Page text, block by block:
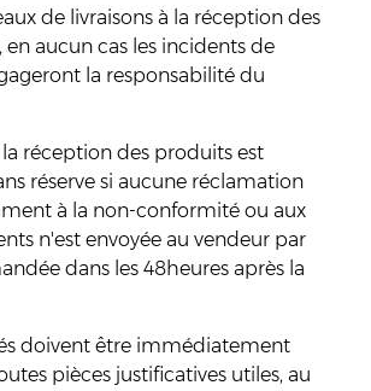
de livraisons à la réception des
en aucun cas les incidents de
la responsabilité du
réception des produits est
réserve si aucune réclamation
à la non-conformité ou aux
n'est envoyée au vendeur par
dans les 48heures après la
doivent être immédiatement
pièces justificatives utiles, au